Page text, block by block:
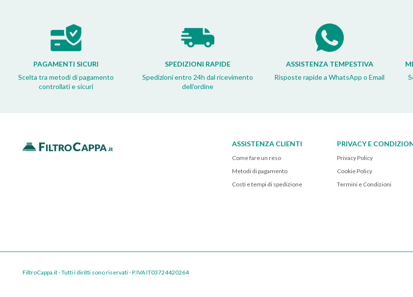
PAGAMENTI SICURI
Scelta tra metodi di pagamento
controllati e sicuri
SPEDIZIONI RAPIDE
Spedizioni entro 24h dal ricevimento
dell’ordine
ASSISTENZA TEMPESTIVA
Risposte rapide a WhatsApp o Email
ASSISTENZA CLIENTI
Come fare un reso
Metodi di pagamento
Costi e tempi di spedizione
PRIVACY E
Privacy Policy
Cookie Policy
Termini e Condizioni
FiltroCappa.it - Tutti i diritti sono riservati - P.IVA IT03724420264